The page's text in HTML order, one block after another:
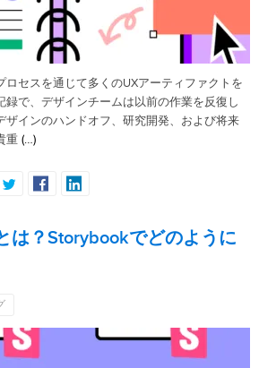
ロセスを通じて多くのUXアーティファクトを
録で、デザインチームは以前の作業を反復し
ザインのハンドオフ、研究開発、および将来
重 (…)
は？Storybookでどのように